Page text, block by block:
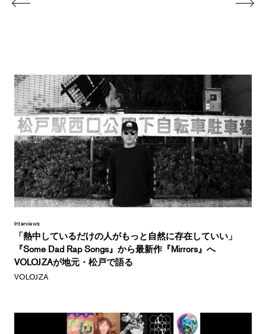
Interviews
「熱中しているだけの人がもっと自然に存在していい」
『Some Dad Rap Songs』から最新作『Mirrors』へ
VOLOJZAが地元・松戸で語る
VOLOJZA